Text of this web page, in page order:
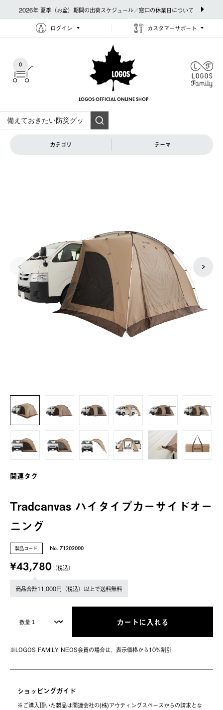
2026年 夏季（お盆）期間の出荷スケジュール／窓口の休業日について
ログイン カスタマーサポート
0
LOGOS OFFICIAL ONLINE SHOP
カテゴリ テーマ
関連タグ
Tradcanvas ハイタイプカーサイドオー
ニング
製品コード No. 71202000
¥43,780 （税込）
商品合計11,000円（税込）以上で送料無料
カートに入れる
※LOGOS FAMILY NEOS会員の場合は、表⽰価格から10%割引
ショッピングガイド
※ご購⼊頂いた製品は関連会社の(株)アウティングスペースからの請求とな